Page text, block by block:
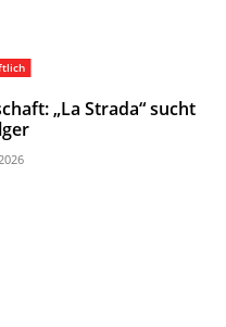
„La Strada“ sucht